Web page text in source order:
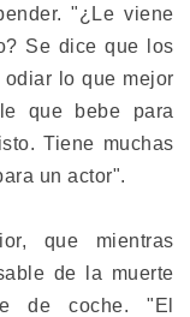
"¿Le viene
Se dice que los
lo que mejor
que bebe para
Tiene muchas
un actor".
que mientras
de la muerte
de coche. "El